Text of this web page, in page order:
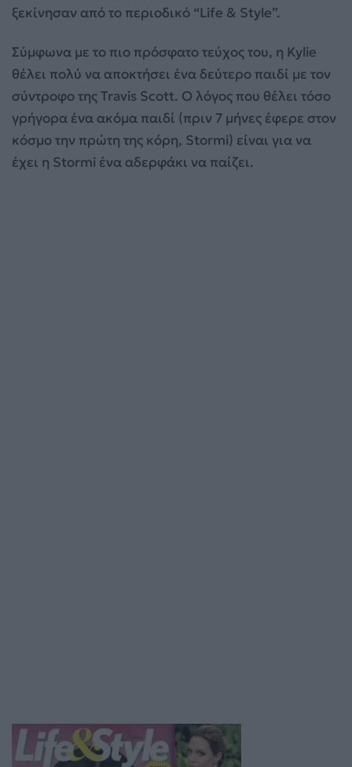
ξεκίνησαν από το περιοδικό “Life & Style”.
Σύμφωνα με το πιο πρόσφατο τεύχος του, η Kylie
θέλει πολύ να αποκτήσει ένα δεύτερο παιδί με τον
σύντροφο της Travis Scott. Ο λόγος που θέλει τόσο
γρήγορα ένα ακόμα παιδί (πριν 7 μήνες έφερε στον
κόσμο την πρώτη της κόρη, Stormi) είναι για να
έχει η Stormi ένα αδερφάκι να παίζει.